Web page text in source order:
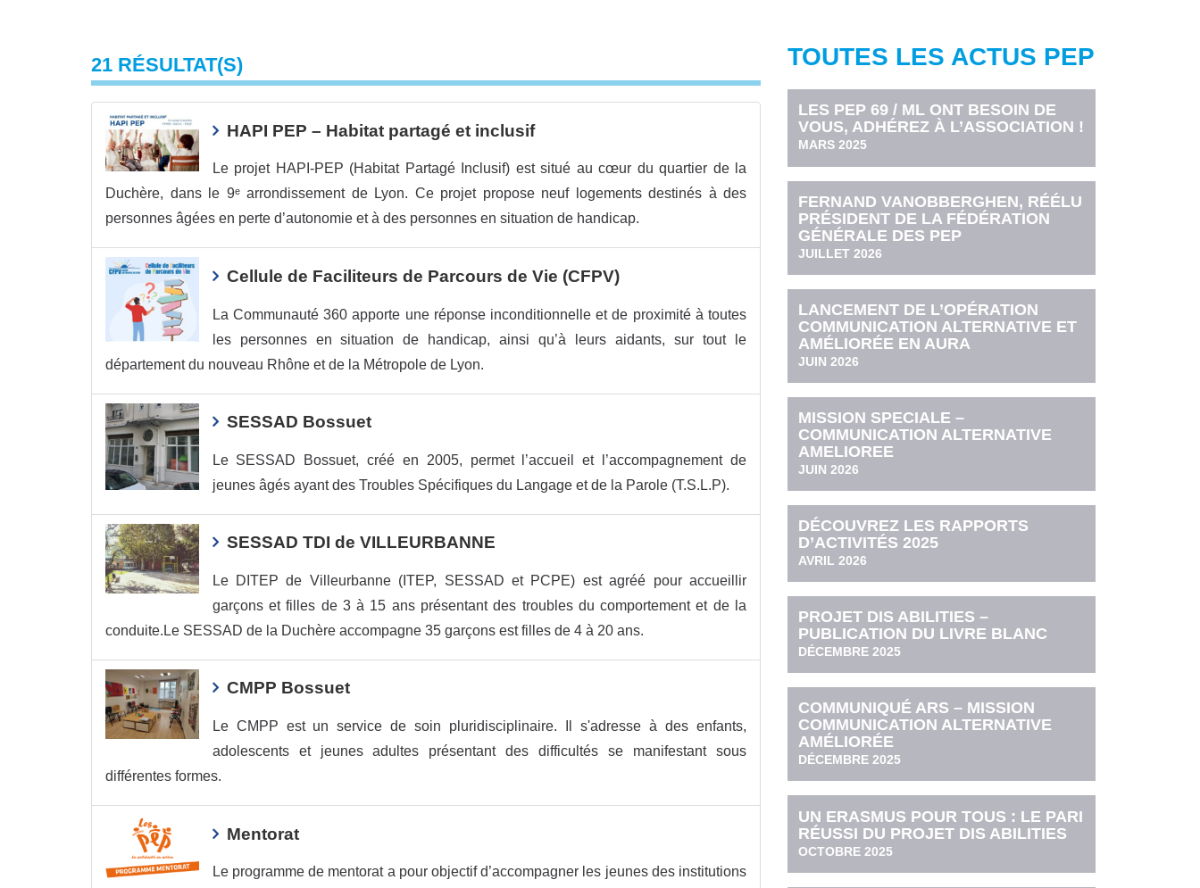
21 RÉSULTAT(S)
HAPI PEP – Habitat partagé et inclusif
Le projet HAPI-PEP (Habitat Partagé Inclusif) est situé au cœur du quartier de la
Duchère, dans le 9ᵉ arrondissement de Lyon. Ce projet propose neuf logements destinés à des
personnes âgées en perte d’autonomie et à des personnes en situation de handicap.
Cellule de Faciliteurs de Parcours de Vie (CFPV)
La Communauté 360 apporte une réponse inconditionnelle et de proximité à toutes
les personnes en situation de handicap, ainsi qu’à leurs aidants, sur tout le
département du nouveau Rhône et de la Métropole de Lyon.
SESSAD Bossuet
Le SESSAD Bossuet, créé en 2005, permet l’accueil et l’accompagnement de
jeunes âgés ayant des Troubles Spécifiques du Langage et de la Parole (T.S.L.P).
SESSAD TDI de VILLEURBANNE
Le DITEP de Villeurbanne (ITEP, SESSAD et PCPE) est agréé pour accueillir
garçons et filles de 3 à 15 ans présentant des troubles du comportement et de la
conduite.Le SESSAD de la Duchère accompagne 35 garçons est filles de 4 à 20 ans.
CMPP Bossuet
Le CMPP est un service de soin pluridisciplinaire. Il s'adresse à des enfants,
adolescents et jeunes adultes présentant des difficultés se manifestant sous
différentes formes.
Mentorat
Le programme de mentorat a pour objectif d’accompagner les jeunes des institutions
TOUTES LES ACTUS PEP
LES PEP 69 / ML ONT BESOIN DE
VOUS, ADHÉREZ À L’ASSOCIATION !
MARS 2025
FERNAND VANOBBERGHEN, RÉÉLU
PRÉSIDENT DE LA FÉDÉRATION
GÉNÉRALE DES PEP
JUILLET 2026
LANCEMENT DE L’OPÉRATION
COMMUNICATION ALTERNATIVE ET
AMÉLIORÉE EN AURA
JUIN 2026
MISSION SPECIALE –
COMMUNICATION ALTERNATIVE
AMELIOREE
JUIN 2026
DÉCOUVREZ LES RAPPORTS
D’ACTIVITÉS 2025
AVRIL 2026
PROJET DIS ABILITIES –
PUBLICATION DU LIVRE BLANC
DÉCEMBRE 2025
COMMUNIQUÉ ARS – MISSION
COMMUNICATION ALTERNATIVE
AMÉLIORÉE
DÉCEMBRE 2025
UN ERASMUS POUR TOUS : LE PARI
RÉUSSI DU PROJET DIS ABILITIES
OCTOBRE 2025